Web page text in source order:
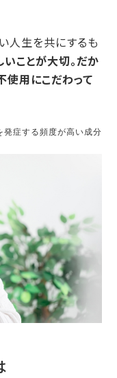
人生を共にするも
ことが大切。だか
用にこだわって
症する頻度が高い成分